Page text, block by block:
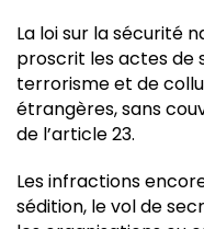
La loi sur la sécurité
proscrit les actes de
terrorisme et de
étrangères, sans
de l’article 23.
Les infractions
sédition, le vol de